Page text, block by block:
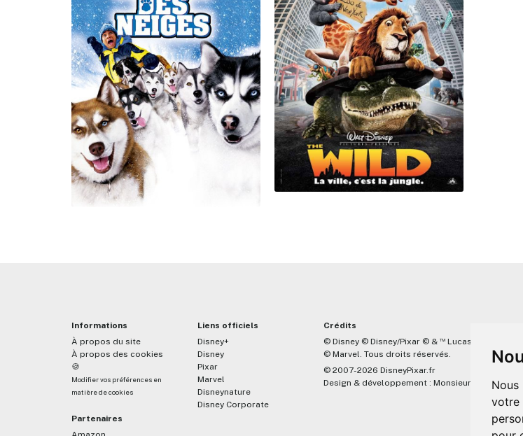
votre
Informations
À propos du site
À propos des cookies
🍪
Modifier vos préférences en
matière de cookies
Partenaires
Liens officiels
Disney+
Disney
Pixar
Marvel
Disneynature
Disney Corporate
Crédits
© Disney © Disney/Pixar © & ™ Lucasfilm LTD
© Marvel. Tous droits réservés.
© 2007-2026 DisneyPixar.fr
Design & développement : MonsieurPaul